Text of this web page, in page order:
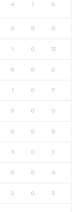
4 1 5
0 0 0
1 0 13
0 0 2
1 0 7
0 0 0
0 0 0
3 0 3
0 0 4
2 0 3